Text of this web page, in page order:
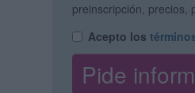
preinscripción,
Acepto los